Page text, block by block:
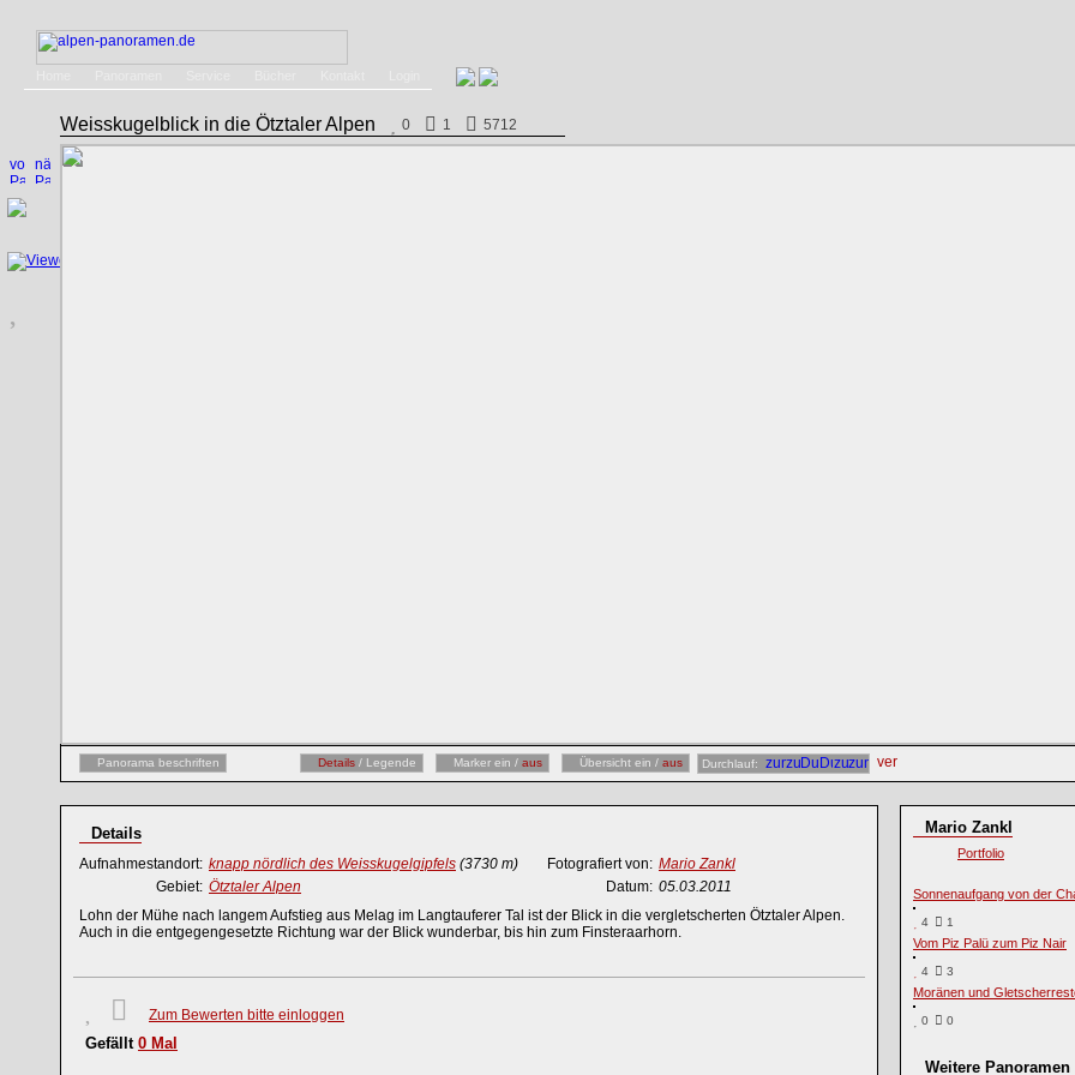
Weisskugelblick in die Ötztaler Alpen 0 1 5712
Panorama beschriften Details / Legende Marker ein / aus Übersicht ein / aus Durchlauf:
Details
Aufnahmestandort: knapp nördlich des Weisskugelgipfels (3730 m) Fotografiert von: Mario Zankl
Gebiet: Ötztaler Alpen Datum: 05.03.2011
Lohn der Mühe nach langem Aufstieg aus Melag im Langtauferer Tal ist der Blick in die vergletscherten Ötztaler Alpen.
Auch in die entgegengesetzte Richtung war der Blick wunderbar, bis hin zum Finsteraarhorn.
Zum Bewerten bitte einloggen
Gefällt 0 Mal
Mario Zankl
Portfolio
Sonnenaufgang von der
4 1
Vom Piz Palü zum Piz Nair
4 3
Moränen und
0 0
Weitere Panoramen